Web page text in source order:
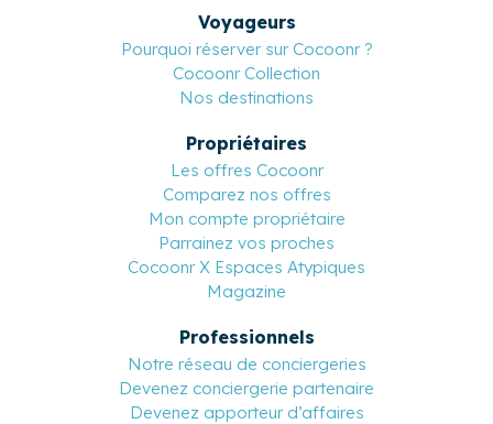
Voyageurs
Pourquoi réserver sur Cocoonr ?
Cocoonr Collection
Nos destinations
Propriétaires
Les offres Cocoonr
Comparez nos offres
Mon compte propriétaire
Parrainez vos proches
Cocoonr X Espaces Atypiques
Magazine
Professionnels
Notre réseau de conciergeries
Devenez conciergerie partenaire
Devenez apporteur d’affaires